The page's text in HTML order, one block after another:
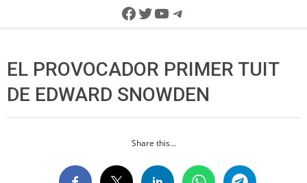
Facebook
Twitter
YouTube
Telegram
EL PROVOCADOR PRIMER TUIT
DE EDWARD SNOWDEN
Share this...